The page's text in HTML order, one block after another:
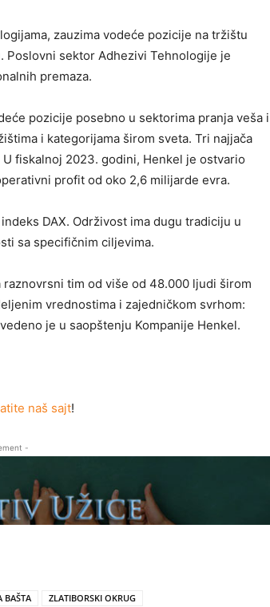
zauzima vodeće pozicije na tržištu
sektor Adhezivi Tehnologije je
premaza.
pozicije posebno u sektorima pranja veša i
i kategorijama širom sveta. Tri najjača
fiskalnoj 2023. godini, Henkel je ostvario
profit od oko 2,6 milijarde evra.
DAX. Održivost ima dugu tradiciju u
sa specifičnim ciljevima.
tim od više od 48.000 ljudi širom
vrednostima i zajedničkom svrhom:
je u saopštenju Kompanije Henkel.
naš sajt!
-
BAŠTA ZLATIBORSKI OKRUG